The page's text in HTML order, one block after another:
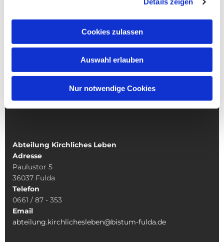
Cookies zulassen
Auswahl erlauben
Nur notwendige Cookies
Glaubenskommunikation
Diakonische Seelsorge
Kirchenmusikinstitut
Fachstelle Pastorale Innovation
Fachstelle Pastorale Räte
Synodalität
Abteilung Kirchliches Leben
Adresse
Paulustor 5
36037 Fulda
Telefon
0661 / 87 - 353
Email
abteilung.kirchlichesleben@bistum-fulda.de